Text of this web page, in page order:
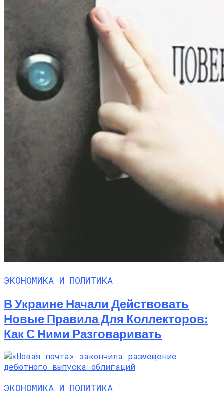
ЭКОНОМИКА И ПОЛИТИКА
В Украине Начали Действовать
Новые Правила Для Коллекторов:
Как С Ними Разговаривать
ЭКОНОМИКА И ПОЛИТИКА